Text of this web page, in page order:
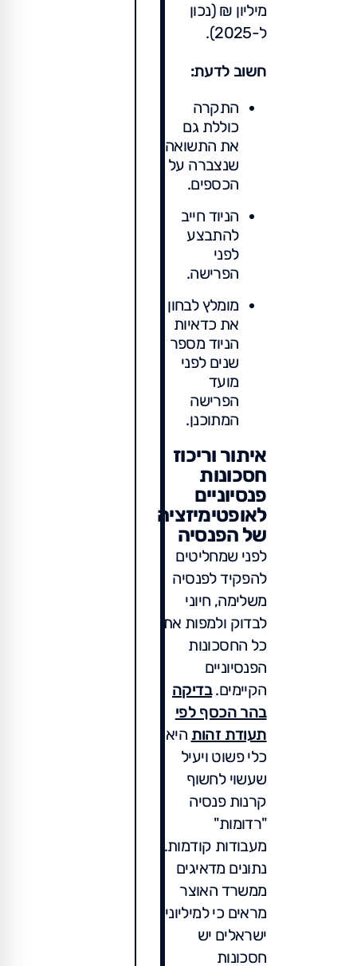
מיליון ₪ (נכון
ל-2025).
חשוב לדעת:
התקרה
כוללת גם
את התשואה
שנצברה על
הכספים.
הניוד חייב
להתבצע
לפני
הפרישה.
מומלץ לבחון
את כדאיות
הניוד מספר
שנים לפני
מועד
הפרישה
המתוכנן.
איתור וריכוז
חסכונות
פנסיוניים
לאופטימיזציה
של הפנסיה
לפני שמחליטים
להפקיד לפנסיה
משלימה, חיוני
לבדוק ולמפות את
כל החסכונות
הפנסיוניים
הקיימים.בדיקה
בהר הכסף לפי
תעודת זהות היא
כלי פשוט ויעיל
שעשוי לחשוף
קרנות פנסיה
"רדומות"
מעבודות קודמות.
נתונים מדאיגים
ממשרד האוצר
מראים כי למיליוני
ישראלים יש
חסכונות